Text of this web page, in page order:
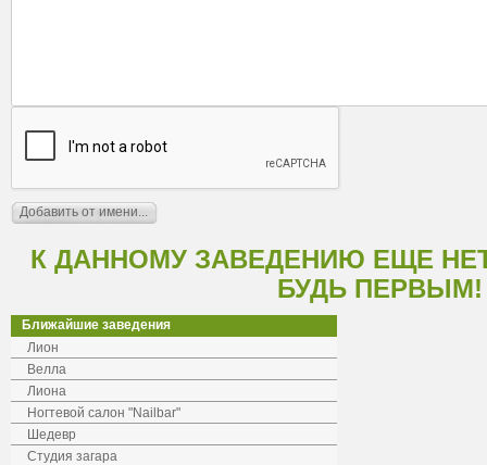
К ДАННОМУ ЗАВЕДЕНИЮ ЕЩЕ
БУДЬ ПЕРВЫМ!
Ближайшие заведения
Лион
Велла
Лиона
Ногтевой салон "Nailbar"
Шедевр
Студия загара